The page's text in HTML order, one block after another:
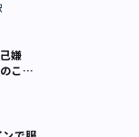
嫌
ここ